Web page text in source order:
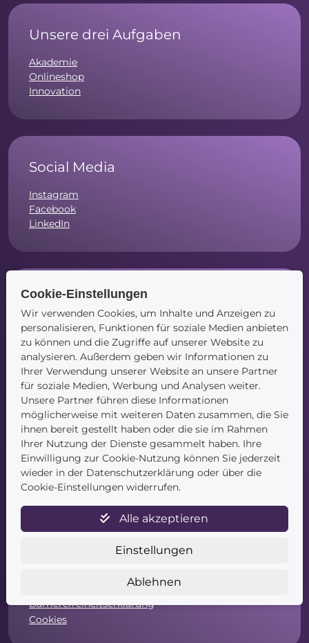
Unsere drei Aufgaben
Akademie
Onlineshop
Innovation
Social Media
Instagram
Facebook
LinkedIn
Navigation
Startseite
Blog
Kontakt
Service
Newsletter
Datenschutz
Widerrufsformular
Barrierefreiheitserklärung
Cookies
Cookie-Einstellungen
Wir verwenden Cookies, um Inhalte und Anzeigen zu
personalisieren, Funktionen für soziale Medien anbieten
zu können und die Zugriffe auf unserer Website zu
analysieren. Außerdem geben wir Informationen zu
Ihrer Verwendung unserer Website an unsere Partner
für soziale Medien, Werbung und Analysen weiter.
Unsere Partner führen diese Informationen
möglicherweise mit weiteren Daten zusammen, die Sie
ihnen bereit gestellt haben oder die sie im Rahmen
Ihrer Nutzung der Dienste gesammelt haben. Ihre
Einwilligung zur Cookie-Nutzung können Sie jederzeit
wieder in der Datenschutzerklärung oder über die
Cookie-Einstellungen widerrufen.
Alle akzeptieren
Einstellungen
Ablehnen